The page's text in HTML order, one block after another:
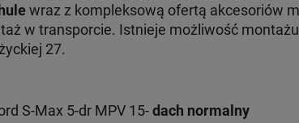
wraz z kompleksową ofertą akcesoriów
w transporcie. Istnieje możliwość
27.
S-Max 5-dr MPV 15-dach normalny